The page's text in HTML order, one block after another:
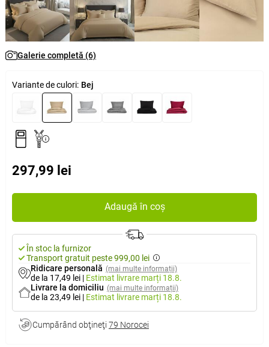
Galerie completă (6)
Variante de culori: Bej
297,99 lei
Adaugă în coș
În stoc la furnizor
Transport gratuit peste 999,00 lei
Ridicare personală (mai multe informații)
de la 17,49 lei | Estimat livrare marți 18.8.
Livrare la domiciliu (mai multe informații)
de la 23,49 lei | Estimat livrare marți 18.8.
Cumpărând obţineţi 79 Norocei